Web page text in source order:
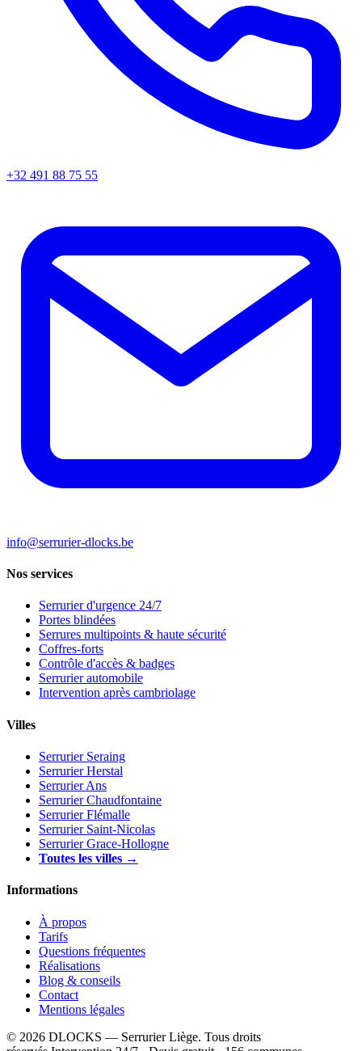
+32 491 88 75 55
info@serrurier-dlocks.be
Nos services
Serrurier d'urgence 24/7
Portes blindées
Serrures multipoints & haute sécurité
Coffres-forts
Contrôle d'accès & badges
Serrurier automobile
Intervention après cambriolage
Villes
Serrurier Seraing
Serrurier Herstal
Serrurier Ans
Serrurier Chaudfontaine
Serrurier Flémalle
Serrurier Saint-Nicolas
Serrurier Grace-Hollogne
Toutes les villes →
Informations
À propos
Tarifs
Questions fréquentes
Réalisations
Blog & conseils
Contact
Mentions légales
© 2026 DLOCKS — Serrurier Liège. Tous droits